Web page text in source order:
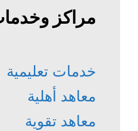
مراكز
خدمات تعليمية
معاهد أهلية
معاهد تقوية